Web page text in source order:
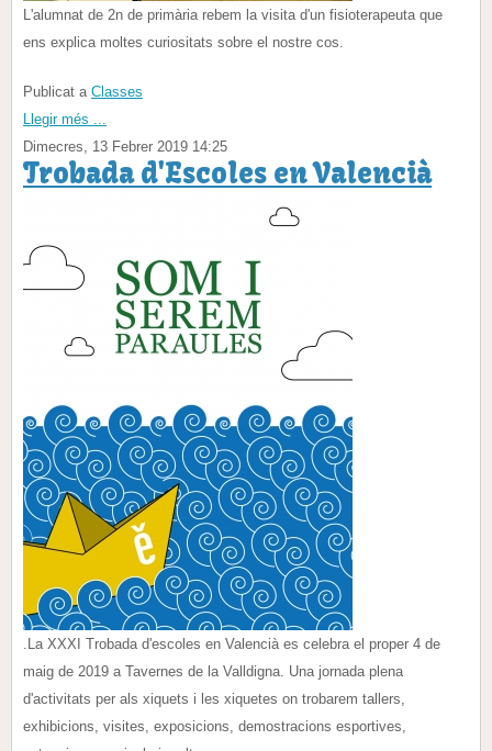
L'alumnat de 2n de primària rebem la visita d'un fisioterapeuta que
ens explica moltes curiositats sobre el nostre cos.
Publicat a Classes
Llegir més ...
Dimecres, 13 Febrer 2019 14:25
Trobada d'Escoles en Valencià
.La XXXI Trobada d'escoles en Valencià es celebra el proper 4 de
maig de 2019 a Tavernes de la Valldigna. Una jornada plena
d'activitats per als xiquets i les xiquetes on trobarem tallers,
exhibicions, visites, exposicions, demostracions esportives,